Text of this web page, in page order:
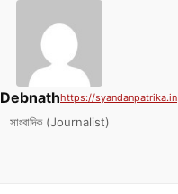
https://syandanpatrika.in
সাংবাদিক (Journalist)